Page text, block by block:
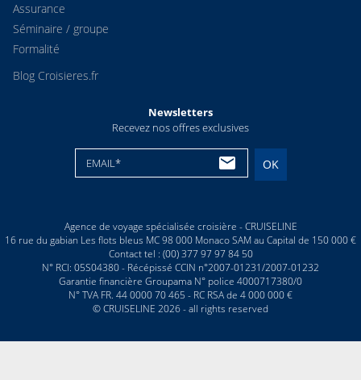
Assurance
Séminaire / groupe
Formalité
Blog Croisieres.fr
Newsletters
Recevez nos offres exclusives
EMAIL* OK
Agence de voyage spécialisée croisière - CRUISELINE
16 rue du gabian Les flots bleus MC 98 000 Monaco SAM au Capital de 150 000 €
Contact tel : (00) 377 97 97 84 50
N° RCI: 05S04380 - Récépissé CCIN n°2007-01231/2007-01232
Garantie financière Groupama N° police 4000717380/0
N° TVA FR. 44 0000 70 465 - RC RSA de 4 000 000 €
© CRUISELINE 2026 - all rights reserved